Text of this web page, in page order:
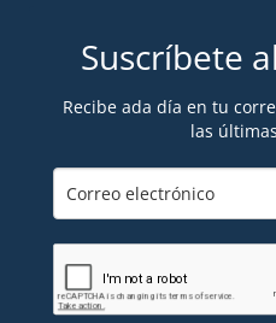
Suscríbete
Recibe ada día en tu
las